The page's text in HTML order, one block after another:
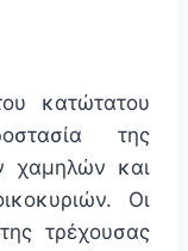
κατώτατου
της
χαμηλών και
Οι
τρέχουσας